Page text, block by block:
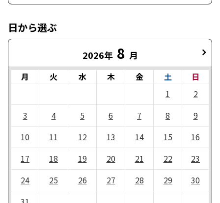
日から選ぶ
2026年 8 月
月 火 水 木 金 土
日
1
2
3
4 5 6 7 8
9
10
11 12 13 14 15
16
17
18 19 20 21 22
23
24
25 26 27 28 29
30